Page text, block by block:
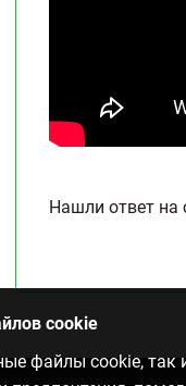
Нашли ответ на
cookie
файлы cookie,